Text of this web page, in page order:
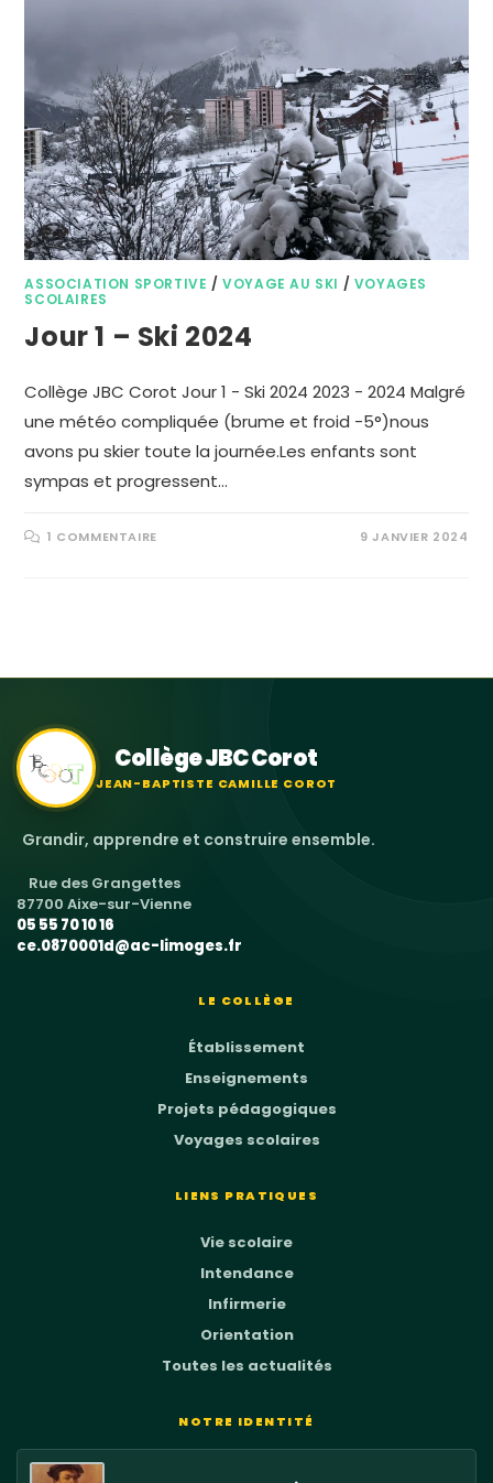
ASSOCIATION SPORTIVE /VOYAGE AU SKI / VOYAGES
SCOLAIRES
Jour 1 – Ski 2024
Collège JBC Corot Jour 1 - Ski 2024 2023 - 2024 Malgré
une météo compliquée (brume et froid -5°)nous
avons pu skier toute la journée.Les enfants sont
sympas et progressent…
1 COMMENTAIRE 9 JANVIER 2024
Collège JBC Corot
JEAN-BAPTISTE CAMILLE COROT
Grandir, apprendre et construire ensemble.
Rue des Grangettes
87700 Aixe-sur-Vienne
05 55 70 10 16
ce.0870001d@ac-limoges.fr
LE COLLÈGE
Établissement
Enseignements
Projets pédagogiques
Voyages scolaires
LIENS PRATIQUES
Vie scolaire
Intendance
Infirmerie
Orientation
Toutes les actualités
NOTRE IDENTITÉ